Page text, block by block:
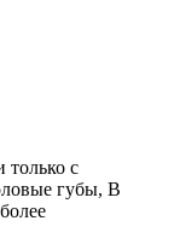
только с
губы, В